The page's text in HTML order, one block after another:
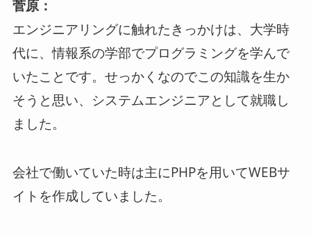
菅原：
エンジニアリングに触れたきっかけは、大学時
代に、情報系の学部でプログラミングを学んで
いたことです。せっかくなのでこの知識を生か
そうと思い、システムエンジニアとして就職し
ました。
会社で働いていた時は主にPHPを用いてWEBサ
イトを作成していました。